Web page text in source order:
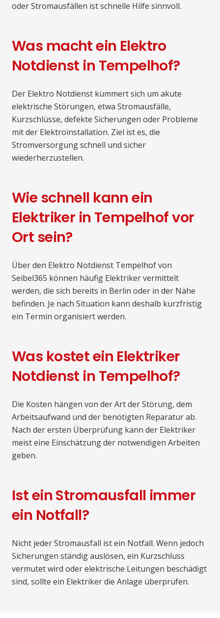
oder Stromausfällen ist schnelle Hilfe sinnvoll.
Was macht ein Elektro
Notdienst in Tempelhof?
Der Elektro Notdienst kümmert sich um akute
elektrische Störungen, etwa Stromausfälle,
Kurzschlüsse, defekte Sicherungen oder Probleme
mit der Elektroinstallation. Ziel ist es, die
Stromversorgung schnell und sicher
wiederherzustellen.
Wie schnell kann ein
Elektriker in Tempelhof vor
Ort sein?
Über den Elektro Notdienst Tempelhof von
Seibel365 können häufig Elektriker vermittelt
werden, die sich bereits in Berlin oder in der Nähe
befinden. Je nach Situation kann deshalb kurzfristig
ein Termin organisiert werden.
Was kostet ein Elektriker
Notdienst in Tempelhof?
Die Kosten hängen von der Art der Störung, dem
Arbeitsaufwand und der benötigten Reparatur ab.
Nach der ersten Überprüfung kann der Elektriker
meist eine Einschätzung der notwendigen Arbeiten
geben.
Ist ein Stromausfall immer
ein Notfall?
Nicht jeder Stromausfall ist ein Notfall. Wenn jedoch
Sicherungen ständig auslösen, ein Kurzschluss
vermutet wird oder elektrische Leitungen beschädigt
sind, sollte ein Elektriker die Anlage überprüfen.